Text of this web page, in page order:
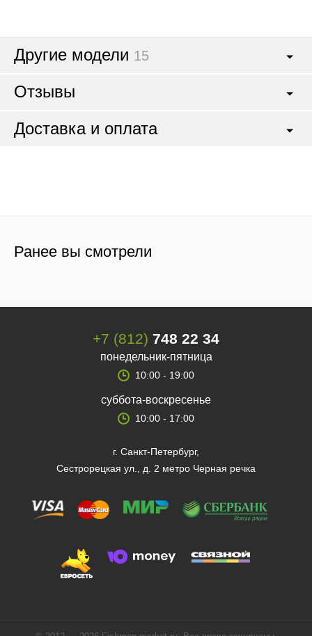
Другие модели 15
Отзывы
Доставка и оплата
Ранее вы смотрели
+7 (812) 748 22 34
понедельник-пятница
10:00 - 19:00
суббота-воскресенье
10:00 - 17:00
г. Санкт-Петербург,
Сестрорецкая ул., д. 2 метро Черная речка